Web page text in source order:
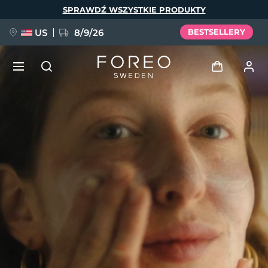
SPRAWDŹ WSZYSTKIE PRODUKTY
US 8/9/26 BESTSELLERY
Zaloguj
Profil użytkownika
Moje urządzenia
Moje zamówienia
Moje adresy
Moje subskrypcje
FAQ™ Pure Beauty-Tech Elixir
issa™ Teeth Whitening Set
Deutsch
Español
Français
Italiano
Português
Svenska
Русский
繁體中文